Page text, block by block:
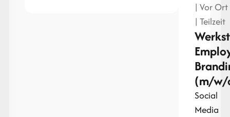
| Vor Ort
| Teilzeit
(m/
Social
Media